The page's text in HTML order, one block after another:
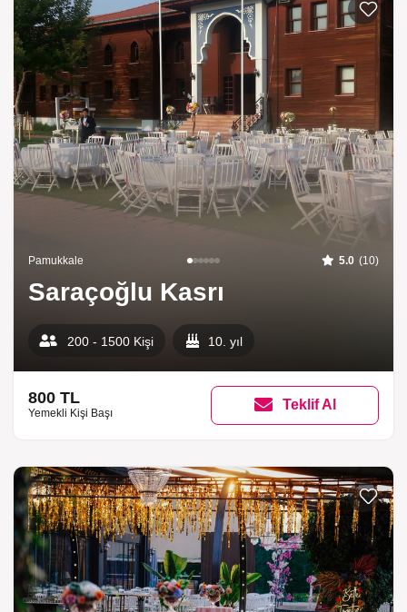
Listeme
Pamukkale 5.0 (10)
Saraçoğlu Kasrı
200 - 1500 Kişi 10. yıl
800 TL
Yemekli Kişi Başı
Teklif Al
Listeme